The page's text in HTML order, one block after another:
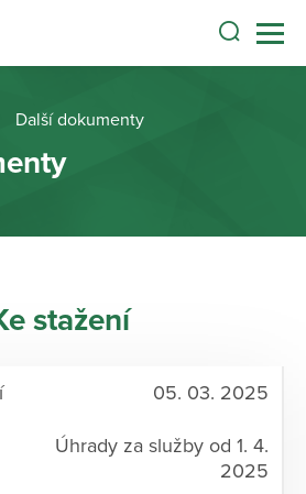
Další dokumenty
stažení
05. 03. 2025
Úhrady za služby od 1. 4.
2025